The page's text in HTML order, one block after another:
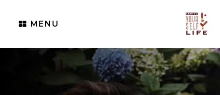
MENU